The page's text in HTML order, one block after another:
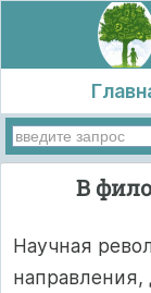
В
Научная